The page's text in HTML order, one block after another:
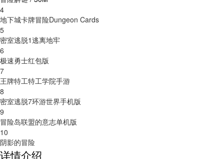
4
地下城卡牌冒险Dungeon Cards
5
密室逃脱1逃离地牢
6
极速勇士红包版
7
王牌特工特工学院手游
8
密室逃脱7环游世界手机版
9
冒险岛联盟的意志单机版
10
阴影的冒险
详情介绍